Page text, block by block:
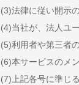
(3)法律に従い開示
(4)当社が、法人ユ
(5)利用者や第三者
(6)本サービスのメ
(7)上記各号に準じ